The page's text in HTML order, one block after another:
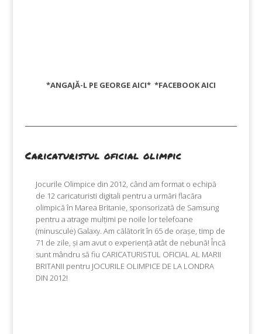
*ANGAJĂ-L PE GEORGEAICI* *FACEBOOKAICI
Caricaturistul oficial olimpic
Jocurile Olimpice din 2012, când am format o echipă
de 12 caricaturisti digitali pentru a urmări flacăra
olimpică în Marea Britanie, sponsorizată de Samsung
pentru a atrage mulțimi pe noile lor telefoane
(minuscule) Galaxy. Am călătorit în 65 de orașe, timp de
71 de zile, și am avut o experiență atât de nebună! Încă
sunt mândru să fiu CARICATURISTUL OFICIAL AL ​​MARII
BRITANII pentru JOCURILE OLIMPICE DE LA LONDRA
DIN 2012!